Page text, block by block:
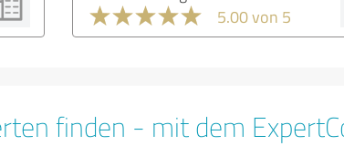
5.00 von 5
finden - mit dem